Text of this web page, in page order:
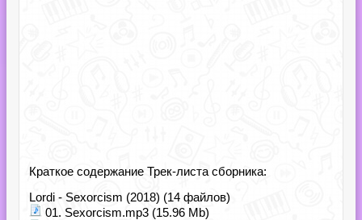
Краткое содержание Трек-листа сборника:
Lordi - Sexorcism (2018) (14 файлов)
01. Sexorcism.mp3 (15.96 Mb)